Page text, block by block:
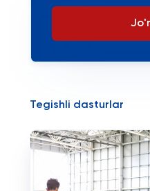
Tegishli dasturlar